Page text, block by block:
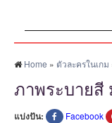
Home » ตัวละครในเกม
ภาพระบายสี
แบ่งปัน: Facebook